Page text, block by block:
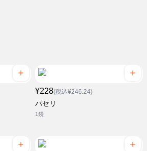
¥228(税込¥246.24)
パセリ
1袋